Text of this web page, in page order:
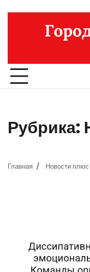
содержимому
Рубрика:
Главная Новости плюс